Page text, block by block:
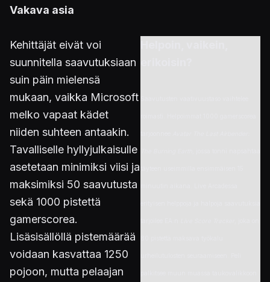
Vakava asia
Kehittäjät eivät voi
suunnitella saavutuksiaan
suin päin mielensä
mukaan, vaikka Microsoft
melko vapaat kädet
niiden suhteen antaakin.
Tavalliselle hyllyjulkaisulle
asetetaan minimiksi viisi ja
maksimiksi 50 saavutusta
sekä 1000 pistettä
gamerscorea.
Lisäsisällöllä pistemäärää
voidaan kasvattaa 1250
pojoon, mutta pelaajan